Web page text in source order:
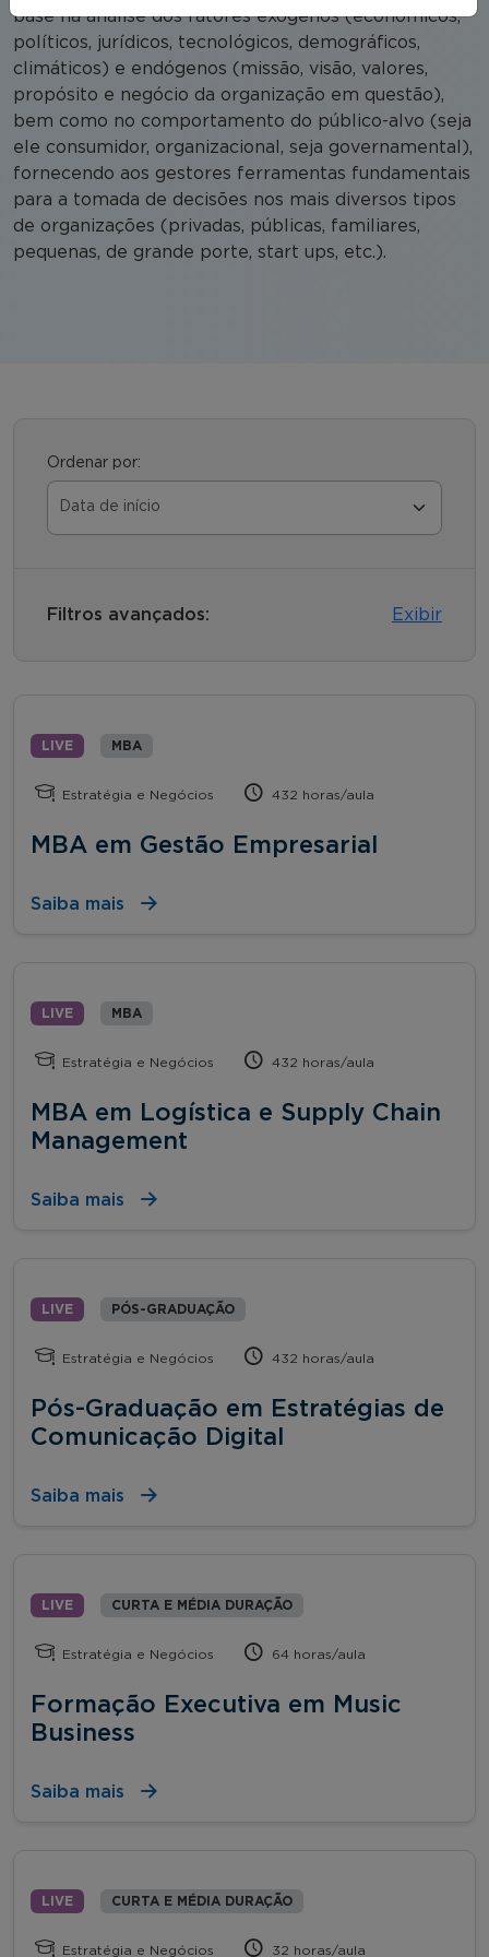
base na análise dos fatores exógenos (econômicos,
políticos, jurídicos, tecnológicos, demográficos,
climáticos) e endógenos (missão, visão, valores,
propósito e negócio da organização em questão),
bem como no comportamento do público-alvo (seja
ele consumidor, organizacional, seja governamental),
fornecendo aos gestores ferramentas fundamentais
para a tomada de decisões nos mais diversos tipos
de organizações (privadas, públicas, familiares,
pequenas, de grande porte, start ups, etc.).
Ordenar por:
Filtros avançados: Exibir
LIVE MBA
Estratégia e Negócios 432 horas/aula
MBA em Gestão Empresarial
Saiba mais
LIVE MBA
Estratégia e Negócios 432 horas/aula
MBA em Logística e Supply Chain
Management
Saiba mais
LIVE PÓS-GRADUAÇÃO
Estratégia e Negócios 432 horas/aula
Pós-Graduação em Estratégias de
Comunicação Digital
Saiba mais
LIVE CURTA E MÉDIA DURAÇÃO
Estratégia e Negócios 64 horas/aula
Formação Executiva em Music
Business
Saiba mais
LIVE CURTA E MÉDIA DURAÇÃO
Estratégia e Negócios 32 horas/aula